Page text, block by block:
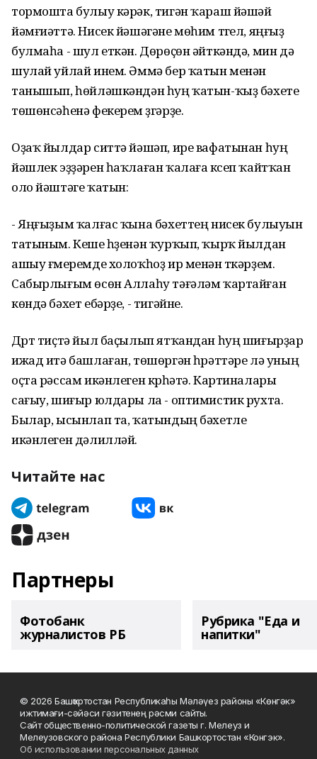
тормошта булыу кәрәк, тигән ҡараш йәшәй
йәмғиәттә. Нисек йәшәгәне мөһим түгел, яңғыҙ
булмаһа - шул еткән. Дөрөҫөн әйткәндә, мин дә
шулай уйлай инем. Әммә бер ҡатын менән
танышып, һөйләшкәндән һуң ҡатын-ҡыҙ бәхете
төшөнсәһенә фекерем үҙгәрҙе.
Оҙаҡ йылдар ситтә йәшәп, ире вафатынан һуң
йәшлек эҙҙәрен һаҡлаған ҡалаға күсеп ҡайтҡан
оло йәштәге ҡатын:
- Яңғыҙым ҡалғас ҡына бәхеттең нисек булыуын
татыным. Кеше һүҙенән ҡурҡып, ҡырҡ йылдан
ашыу ғүмеремде холоҡһоҙ ир менән үткәрҙем.
Сабырлығым өсөн Аллаһу тәғәләм ҡартайған
көндә бәхет ебәрҙе, - тигәйне.
Дүрт тиҫтә йыл баҫылып ятҡандан һуң шиғырҙар
ижад итә башлаған, төшөргән һүрәттәре лә уның
оҫта рәссам икәнлеген күрһәтә. Картиналары
сағыу, шиғыр юлдары ла - оптимистик рухта.
Былар, ысынлап та, ҡатындың бәхетле
икәнлеген дәлилләй.
Читайте нас
Партнеры
Фотобанк
журналистов РБ
Рубрика "Еда и
напитки"
© 2026 Башҡортостан Республикаһы Мәләүез районы «Көнгәк»
ижтимағи-сәйәси гәзитенең рәсми сайты.
Сайт общественно-политической газеты г. Мелеуз и
Мелеузовского района Республики Башкортостан «Конгэк».
Об использовании персональных данных